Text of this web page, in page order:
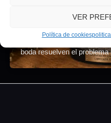
VER
Política de cookies
mascotas. Regalos de
encontrar un regalo original
boda resuelven el problema